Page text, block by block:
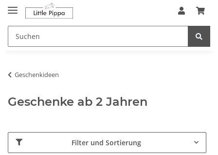
Zum Hauptinhalt springen
springen
Geschenkideen
Geschenke ab 2 Jahren
Filter und Sortierung